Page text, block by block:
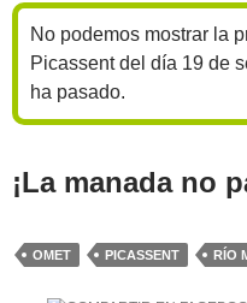
No podemos mostrar la
Picassent del día 19 de
ha pasado.
¡La manada no
OMET PICASSENT RÍO